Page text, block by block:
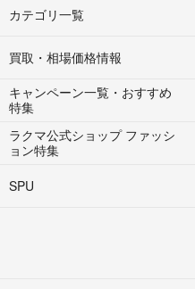
カテゴリ一覧
買取・相場価格情報
キャンペーン一覧・おすすめ
特集
ラクマ公式ショップ ファッシ
ョン特集
SPU